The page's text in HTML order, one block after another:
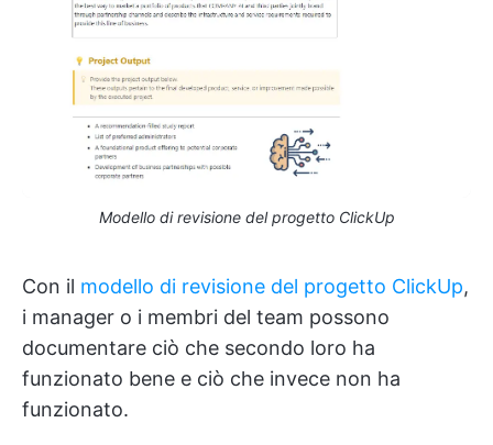
Modello di revisione del progetto ClickUp
Con il modello di revisione del progetto ClickUp,
i manager o i membri del team possono
documentare ciò che secondo loro ha
funzionato bene e ciò che invece non ha
funzionato.